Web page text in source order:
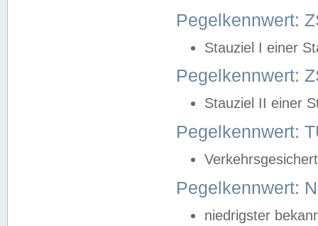
Pegelkennwert:
Stauziel I einer
Pegelkennwert:
Stauziel II einer
Pegelkennwert:
Pegelkennwert:
niedrigster